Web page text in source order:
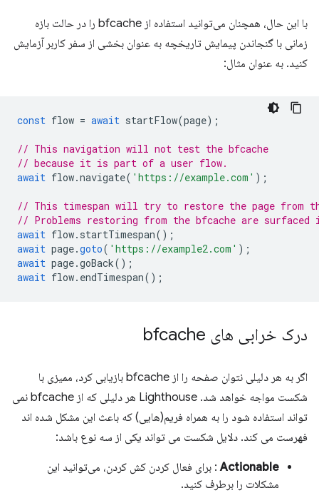
با این حال، همچنان می‌توانید استفاده از bfcache را در حالت بازه
زمانی با گنجاندن پیمایش تاریخچه به عنوان بخشی از سفر کاربر آزمایش
کنید. به عنوان مثال:
const flow = await startFlow(page);
// This navigation will not test the bfcache
// because it is part of a user flow.
await flow.navigate( 'https://example.com' );
// This timespan will try to restore the page from
// Problems restoring from the bfcache are
await flow. startTimespan();
await page.goto( 'https://example2.com' );
await page.goBack();
await flow. endTimespan();
درک خرابی های bfcache
اگر به هر دلیلی نتوان صفحه را از bfcache بازیابی کرد، ممیزی با
شکست مواجه خواهد شد. Lighthouse هر دلیلی که از bfcache نمی
تواند استفاده شود را به همراه فریم(هایی) که باعث این مشکل شده اند
فهرست می کند. دلایل شکست می تواند یکی از سه نوع باشد:
Actionable: برای فعال کردن کش کردن، می‌توانید این
مشکلات را برطرف کنید.